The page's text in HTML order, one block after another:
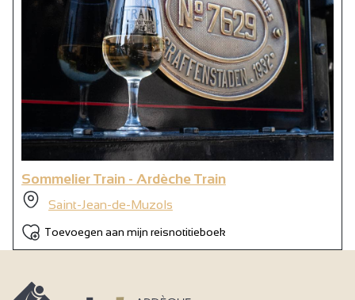
Sommelier Train - Ardèche Train
Saint-Jean-de-Muzols
Toevoegen aan mijn reisnotitieboek